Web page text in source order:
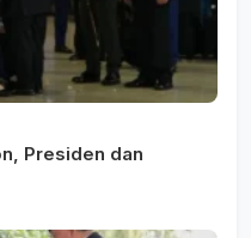
Presiden dan